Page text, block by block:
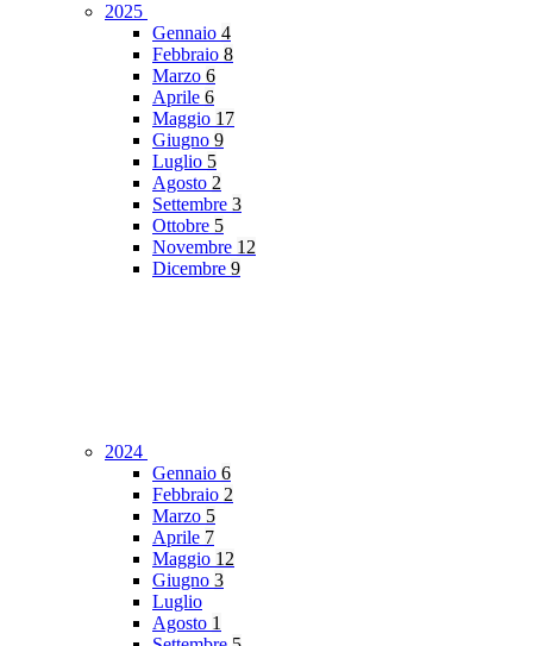
2025
Gennaio 4
Febbraio 8
Marzo 6
Aprile 6
Maggio 17
Giugno 9
Luglio 5
Agosto 2
Settembre 3
Ottobre 5
Novembre 12
Dicembre 9
2024
Gennaio 6
Febbraio 2
Marzo 5
Aprile 7
Maggio 12
Giugno 3
Luglio
Agosto 1